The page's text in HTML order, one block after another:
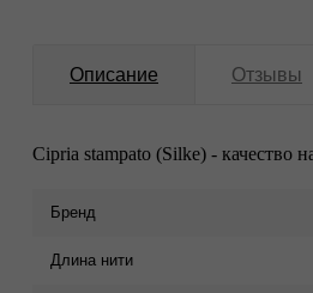
Описание Отзывы
Cipria stampato (Silke) - качество
Бренд
Длина нити